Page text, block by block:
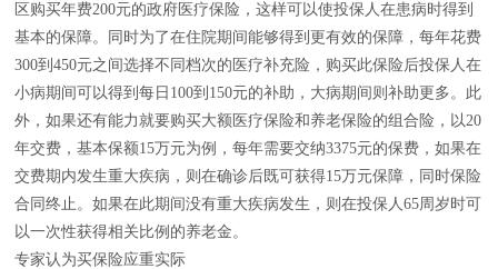
区购买年费200元的政府医疗保险，这样可以使投保人在患病时得到
基本的保障。同时为了在住院期间能够得到更有效的保障，每年花费
300到450元之间选择不同档次的医疗补充险，购买此保险后投保人在
小病期间可以得到每日100到150元的补助，大病期间则补助更多。此
外，如果还有能力就要购买大额医疗保险和养老保险的组合险，以20
年交费，基本保额15万元为例，每年需要交纳3375元的保费，如果在
交费期内发生重大疾病，则在确诊后既可获得15万元保障，同时保险
合同终止。如果在此期间没有重大疾病发生，则在投保人65周岁时可
以一次性获得相关比例的养老金。
专家认为买保险应重实际